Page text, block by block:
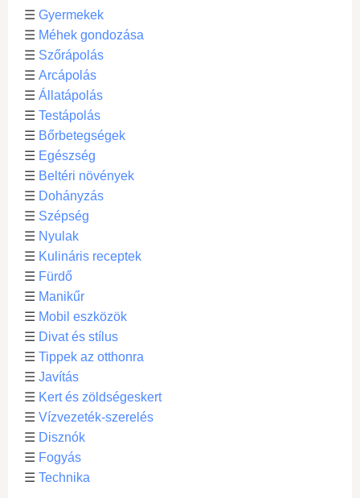
☰ Gyermekek
☰ Méhek gondozása
☰ Szőrápolás
☰ Arcápolás
☰ Állatápolás
☰ Testápolás
☰ Bőrbetegségek
☰ Egészség
☰ Beltéri növények
☰ Dohányzás
☰ Szépség
☰ Nyulak
☰ Kulináris receptek
☰ Fürdő
☰ Manikűr
☰ Mobil eszközök
☰ Divat és stílus
☰ Tippek az otthonra
☰ Javítás
☰ Kert és zöldségeskert
☰ Vízvezeték-szerelés
☰ Disznók
☰ Fogyás
☰ Technika